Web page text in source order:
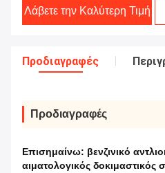
Λάβετε την Καλύτερη Τιμή
Προδιαγραφές
Προδιαγραφές
Επισημαίνω: βενζινικό
αιματολογικός δοκιμαστικός